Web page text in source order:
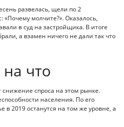
развелась, щели по 2
молчите?». Оказалось,
в суд на застройщика. В итоге
а взамен ничего не дали так что
что
спроса на этом рынке.
населения. По его
2019 останутся на том же уровне, а